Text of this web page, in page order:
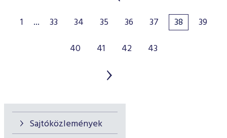
Sajtóközlemények
1 ... 33 34 35 36 37 38
39
40
41 42 43